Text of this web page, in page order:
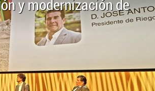
y modernización de